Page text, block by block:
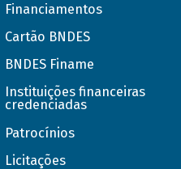
Financiamentos
Cartão BNDES
BNDES Finame
Instituições financeiras
credenciadas
Patrocínios
Licitações